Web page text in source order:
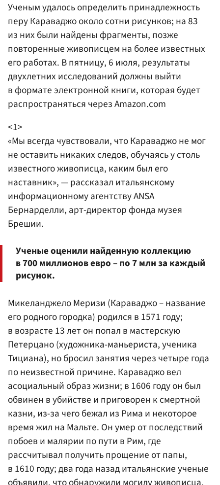
Ученым удалось определить принадлежность
перу Караваджо около сотни рисунков; на 83
из них были найдены фрагменты, позже
повторенные живописцем на более известных
его работах. В пятницу, 6 июля, результаты
двухлетних исследований должны выйти
в формате электронной книги, которая будет
распространяться через Amazon.com
<1>
«Мы всегда чувствовали, что Караваджо не мог
не оставить никаких следов, обучаясь у столь
известного живописца, каким был его
наставник», — рассказал итальянскому
информационному агентству ANSA
Бернарделли, арт-директор фонда музея
Брешии.
Ученые оценили найденную коллекцию
в 700 миллионов евро – по 7 млн за каждый
рисунок.
Микеланджело Меризи (Караваджо – название
его родного городка) родился в 1571 году;
в возрасте 13 лет он попал в мастерскую
Петерцано (художника-маньериста, ученика
Тициана), но бросил занятия через четыре года
по неизвестной причине. Караваджо вел
асоциальный образ жизни; в 1606 году он был
обвинен в убийстве и приговорен к смертной
казни, из-за чего бежал из Рима и некоторое
время жил на Мальте. Он умер от последствий
побоев и малярии по пути в Рим, где
рассчитывал получить прощение от папы,
в 1610 году; два года назад итальянские ученые